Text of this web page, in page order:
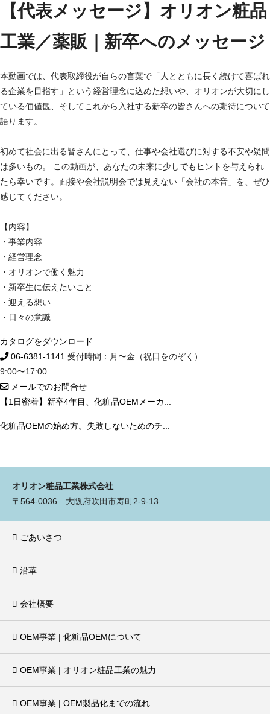
【代表メッセージ】オリオン粧品
工業／薬販｜新卒へのメッセージ
本動画では、代表取締役が自らの言葉で「人とともに長く続けて喜ばれ
る企業を目指す」という経営理念に込めた想いや、オリオンが大切にし
ている価値観、そしてこれから入社する新卒の皆さんへの期待について
語ります。
初めて社会に出る皆さんにとって、仕事や会社選びに対する不安や疑問
は多いもの。 この動画が、あなたの未来に少しでもヒントを与えられ
たら幸いです。面接や会社説明会では見えない「会社の本音」を、ぜひ
感じてください。
【内容】
・事業内容
・経営理念
・オリオンで働く魅力
・新卒生に伝えたいこと
・迎える想い
・日々の意識
カタログをダウンロード
06-6381-1141 受付時間：月〜金（祝日をのぞく）
9:00〜17:00
メールでのお問合せ
【1日密着】新卒4年目、化粧品OEMメーカ...
化粧品OEMの始め方。失敗しないためのチ...
オリオン粧品工業株式会社
〒564-0036 大阪府吹田市寿町2-9-13
ごあいさつ
沿革
会社概要
OEM事業 | 化粧品OEMについて
OEM事業 | オリオン粧品工業の魅力
OEM事業 | OEM製品化までの流れ